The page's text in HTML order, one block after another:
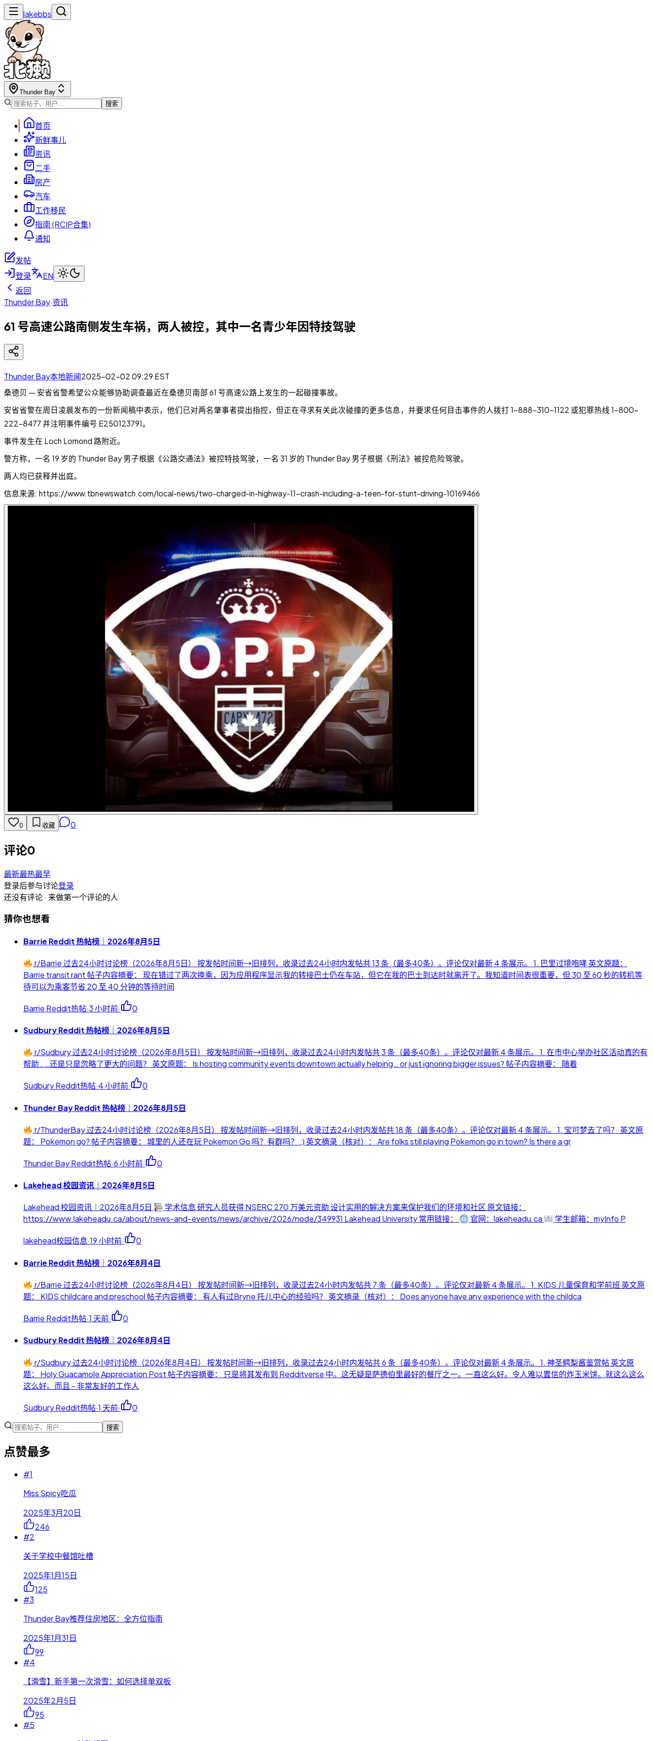
lakebbs
Thunder Bay
搜索
首页
新鲜事儿
资讯
二手
房产
汽车
工作移民
指南 (RCIP合集)
通知
发帖
登录
EN
返回
Thunder Bay·资讯
61 号高速公路南侧发生车祸，两人被控，其中一名青少年因特技驾驶
Thunder Bay本地新闻2025-02-02 09:29 EST
桑德贝 — 安省省警希望公众能够协助调查最近在桑德贝南部 61 号高速公路上发生的一起碰撞事故。
安省省警在周日凌晨发布的一份新闻稿中表示，他们已对两名肇事者提出指控，但正在寻求有关此次碰撞的更多信息，并要求任何目击事件的人拨打 1-888-310-1122 或犯罪热线 1-800-
222-8477 并注明事件编号 E250123791。
事件发生在 Loch Lomond 路附近。
警方称，一名 19 岁的 Thunder Bay 男子根据《公路交通法》被控特技驾驶，一名 31 岁的 Thunder Bay 男子根据《刑法》被控危险驾驶。
两人均已获释并出庭。
信息来源: https://www.tbnewswatch.com/local-news/two-charged-in-highway-11-crash-including-a-teen-for-stunt-driving-10169466
0 收藏 0
评论0
最新最热最早
登录后参与讨论登录
还没有评论 · 来做第一个评论的人
猜你也想看
Barrie Reddit 热帖榜｜2026年8月5日
r/Barrie 过去24小时讨论榜（2026年8月5日） 按发帖时间新→旧排列，收录过去24小时内发帖共 13 条（最多40条）。评论仅对最新 4 条展示。 1. 巴里过境咆哮 英文原题：
Barrie transit rant 帖子内容摘要： 现在错过了两次换乘，因为应用程序显示我的转接巴士仍在车站，但它在我的巴士到达时就离开了。我知道时间表很重要，但 30 至 60 秒的转机等
待可以为乘客节省 20 至 40 分钟的等待时间
Barrie Reddit热帖·3 小时前· 0
Sudbury Reddit 热帖榜｜2026年8月5日
r/Sudbury 过去24小时讨论榜（2026年8月5日） 按发帖时间新→旧排列，收录过去24小时内发帖共 3 条（最多40条）。评论仅对最新 4 条展示。 1. 在市中心举办社区活动真的有
帮助……还是只是忽略了更大的问题？ 英文原题： Is hosting community events downtown actually helping… or just ignoring bigger issues? 帖子内容摘要： 随着
Sudbury Reddit热帖·4 小时前· 0
Thunder Bay Reddit 热帖榜｜2026年8月5日
r/ThunderBay 过去24小时讨论榜（2026年8月5日） 按发帖时间新→旧排列，收录过去24小时内发帖共 18 条（最多40条）。评论仅对最新 4 条展示。 1. 宝可梦去了吗？ 英文原
题： Pokemon go? 帖子内容摘要： 城里的人还在玩 Pokemon Go 吗？有群吗？ :) 英文摘录（核对）： Are folks still playing Pokemon go in town? Is there a gr
Thunder Bay Reddit热帖·6 小时前· 0
Lakehead 校园资讯｜2026年8月5日
Lakehead 校园资讯｜2026年8月5日
学术信息 研究人员获得 NSERC 270 万美元资助 设计实用的解决方案来保护我们的环境和社区 原文链接：
https://www.lakeheadu.ca/about/news-and-events/news/archive/2026/node/349931 Lakehead University 常用链接：
官网：lakeheadu.ca 学生邮箱：myInfo P
lakehead校园信息·19 小时前· 0
Barrie Reddit 热帖榜｜2026年8月4日
r/Barrie 过去24小时讨论榜（2026年8月4日） 按发帖时间新→旧排列，收录过去24小时内发帖共 7 条（最多40条）。评论仅对最新 4 条展示。 1. KIDS 儿童保育和学前班 英文原
题： KIDS childcare and preschool 帖子内容摘要： 有人有过Bryne 托儿中心的经验吗？ 英文摘录（核对）： Does anyone have any experience with the childca
Barrie Reddit热帖·1 天前· 0
Sudbury Reddit 热帖榜｜2026年8月4日
r/Sudbury 过去24小时讨论榜（2026年8月4日） 按发帖时间新→旧排列，收录过去24小时内发帖共 6 条（最多40条）。评论仅对最新 4 条展示。 1. 神圣鳄梨酱鉴赏帖 英文原
题： Holy Guacamole Appreciation Post 帖子内容摘要： 只是将其发布到 Redditverse 中。这无疑是萨德伯里最好的餐厅之一。一直这么好。令人难以置信的炸玉米饼。就这么这么
这么好。而且 - 非常友好的工作人
Sudbury Reddit热帖·1 天前· 0
搜索
点赞最多
#1
Miss Spicy吃瓜
2025年3月20日
246
#2
关于学校中餐馆吐槽
2025年1月15日
125
#3
Thunder Bay推荐住房地区：全方位指南
2025年1月31日
99
#4
【滑雪】新手第一次滑雪：如何选择单双板
2025年2月5日
95
#5